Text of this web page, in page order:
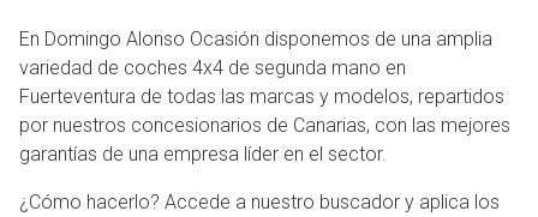
En Domingo Alonso Ocasión disponemos de una amplia
variedad de coches 4x4 de segunda mano en
Fuerteventura de todas las marcas y modelos, repartidos
por nuestros concesionarios de Canarias, con las mejores
garantías de una empresa líder en el sector.
¿Cómo hacerlo? Accede a nuestro buscador y aplica los